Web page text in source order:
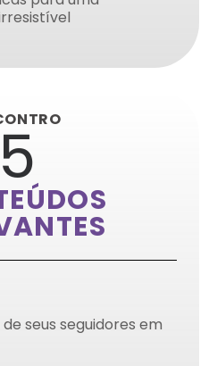
5
seus seguidores em